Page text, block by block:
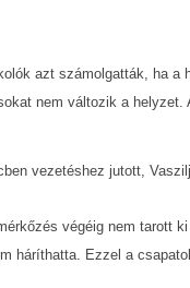
azt számolgatták, ha a
nem változik a
vezetéshez jutott,
végéig nem tarott
háríthatta. Ezzel a